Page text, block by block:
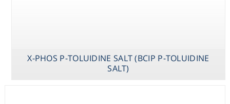
X-PHOS P-TOLUIDINE SALT (BCIP P-TOLUIDINE
SALT)